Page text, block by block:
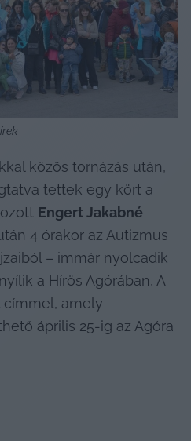
közös tornázás után,
tettek egy kört a
Engert Jakabné
4 órakor az Autizmus
– immár nyolcadik
a Hírös Agórában, A
amely
április 25-ig az Agóra